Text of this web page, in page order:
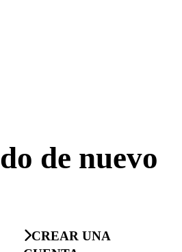
de nuevo
CREAR UNA